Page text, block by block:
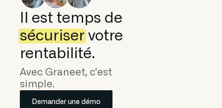
Il est temps de
sécuriser votre
rentabilité.
Avec Graneet, c'est
simple.
Demander une démo